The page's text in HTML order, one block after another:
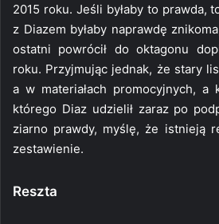
2015 roku. Jeśli byłaby to prawda,
z Diazem byłaby naprawdę
ostatni powrócił do oktagonu
roku. Przyjmując jednak, że stary
a w materiałach promocyjnych, a
którego Diaz udzielił zaraz po
ziarno prawdy, myślę, że istnieją
zestawienie.
Reszta